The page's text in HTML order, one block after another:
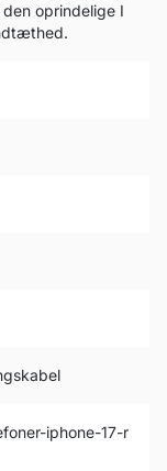
oprindelige I
iphone-17-r